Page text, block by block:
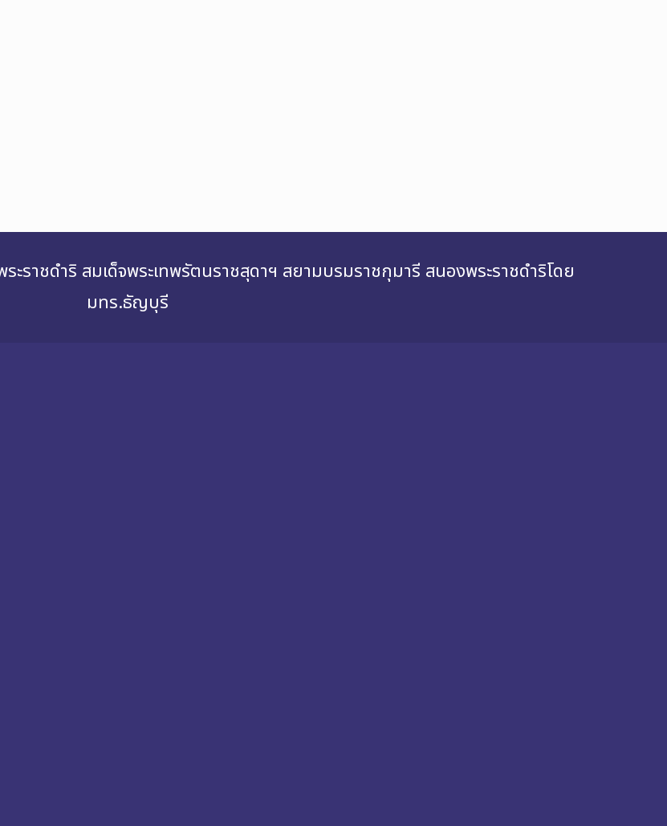
ราชดำริ สมเด็จพระเทพรัตนราชสุดาฯ สยามบรมราชกุมารี สนองพระราชดำริโดย
มทร.ธัญบุรี